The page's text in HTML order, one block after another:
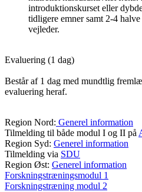
introduktionskurset eller
tidligere emner samt 2-4
vejleder.
Evaluering (1 dag)
Består af 1 dag med mundtlig
evaluering heraf.
Region Nord: Generel information
Tilmelding til både modul I og II på
Region Syd: Generel information
Tilmelding via SDU
Region Øst: Generel information
Forskningstræningsmodul 1
Forskningstræning modul 2